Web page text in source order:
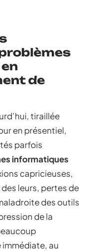
de
tiraillée
en présentiel,
parfois
informatiques
capricieuses,
leurs, pertes de
des outils
de la
au